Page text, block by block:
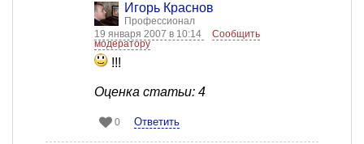
Игорь Краснов
Профессионал
19 января 2007 в 10:14
Сообщить
модератору
!!!
Оценка статьи: 4
0 Ответить